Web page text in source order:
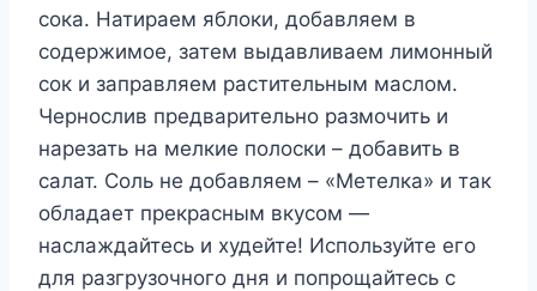
сока. Натираем яблоки, добавляем в
содержимое, затем выдавливаем лимонный
сок и заправляем растительным маслом.
Чернослив предварительно размочить и
нарезать на мелкие полоски – добавить в
салат. Соль не добавляем – «Метелка» и так
обладает прекрасным вкусом —
наслаждайтесь и худейте! Используйте его
для разгрузочного дня и попрощайтесь с